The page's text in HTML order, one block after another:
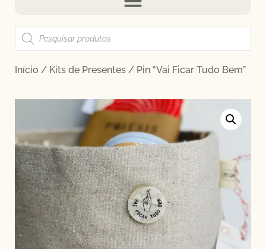
Início / Kits de Presentes / Pin “Vai Ficar Tudo Bem”